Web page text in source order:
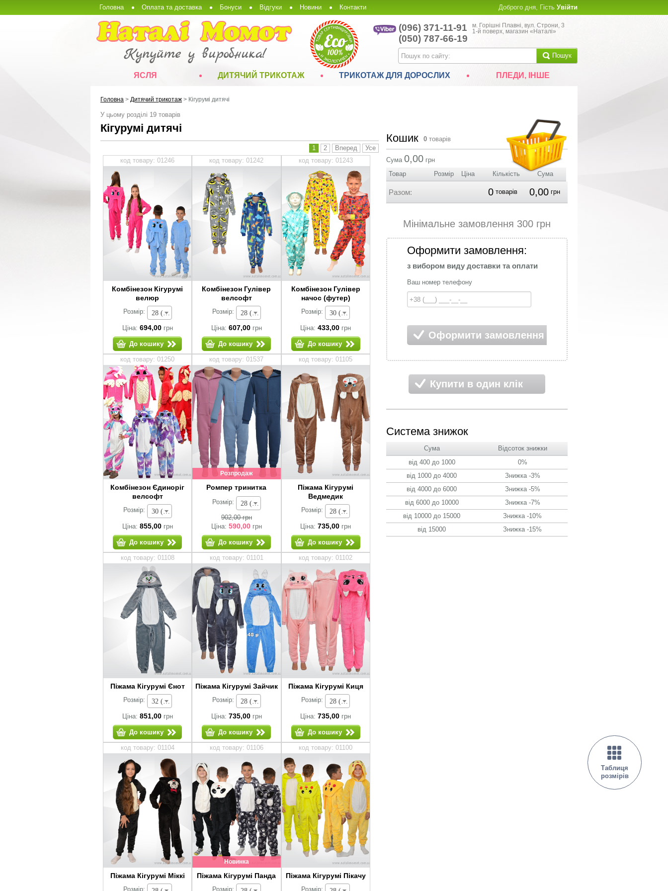
Головна Оплата та доставка Бонуси Відгуки Новини Контакти Доброго дня, Гість Увійти
(096) 371-11-91
(050) 787-66-19
м. Горішні Плавні, вул. Строни, 3
1-й поверх, магазин «Наталі»
Пошук
ЯСЛЯ ДИТЯЧИЙ ТРИКОТАЖ ТРИКОТАЖ ДЛЯ ДОРОСЛИХ ПЛЕДИ, ІНШЕ
Головна > Дитячий трикотаж > Кігурумі дитячі
У цьому розділі 19 товарів
Кігурумі дитячі
1 2 Вперед
Усе
код товару: 01246
Комбінезон Кігурумі
велюр
Розмір:
28 (зріст 92-98 см) - 694,00 грн
Ціна: 694,00грн
До кошику
код товару: 01242
Комбінезон Гулівер
велсофт
Розмір:
28 (зріст 92-98 см) - 607,00 грн
Ціна: 607,00грн
До кошику
код товару: 01243
Комбінезон Гулівер
начос (футер)
Розмір:
30 (зріст 104-110 см) - 433,00 грн
Ціна:433,00 грн
До кошику
код товару: 01250
Комбінезон Єдиноріг
велсофт
Розмір:
30 (зріст 104-110 см) - 855,00 грн
Ціна: 855,00грн
До кошику
код товару: 01537
Розпродаж
Ромпер тринитка
Розмір:
28 (зріст 92-98 см) - 902,00 грн
902,00 грн
Ціна: 590,00грн
До кошику
код товару: 01105
Піжама Кігурумі
Ведмедик
Розмір:
28 (зріст 92-98 см) - 735,00 грн
Ціна:735,00 грн
До кошику
код товару: 01108
Піжама Кігурумі Єнот
Розмір:
32 (зріст 116-122 см) - 851,00 грн
Ціна: 851,00грн
До кошику
код товару: 01101
Піжама Кігурумі Зайчик
Розмір:
28 (зріст 92-98 см) - 735,00 грн
Ціна: 735,00грн
До кошику
код товару: 01102
Піжама Кігурумі Киця
Розмір:
28 (зріст 92-98 см) - 735,00 грн
Ціна:735,00 грн
До кошику
код товару: 01104
Піжама Кігурумі Міккі
Розмір:
код товару: 01106
Новинка
Піжама Кігурумі Панда
Розмір:
код товару: 01100
Піжама Кігурумі Пікачу
Розмір:
Кошик 0 товарів
Сума 0,00 грн
Товар
Розмір Ціна Кількість Сума
Разом: 0 товарів 0,00 грн
Мінімальне замовлення 300 грн
Оформити замовлення:
з вибором виду доставки та оплати
Ваш номер телефону
Оформити замовлення
Купити в один клік
Система знижок
Сума
Відсоток знижки
від 400 до 1000
0%
від 1000 до 4000
Знижка -3%
від 4000 до 6000
Знижка -5%
від 6000 до 10000
Знижка -7%
від 10000 до 15000
Знижка -10%
від 15000
Знижка -15%
Таблиця
розмірів